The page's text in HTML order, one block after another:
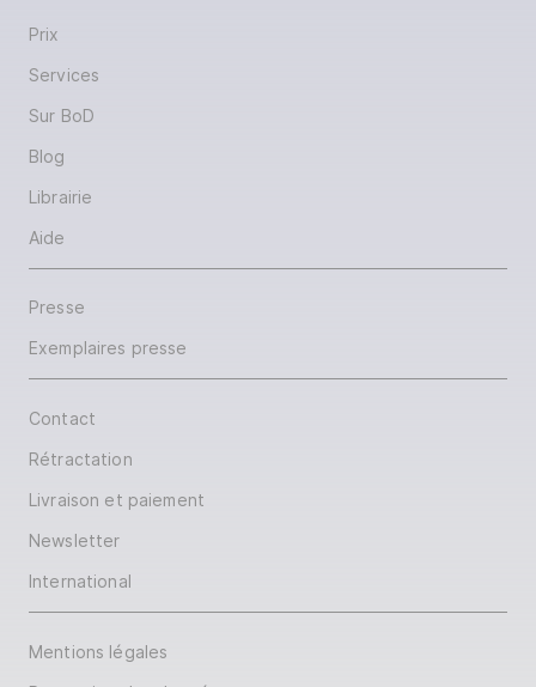
Prix
Services
Sur BoD
Blog
Librairie
Aide
Presse
Exemplaires presse
Contact
Rétractation
Livraison et paiement
Newsletter
International
Mentions légales